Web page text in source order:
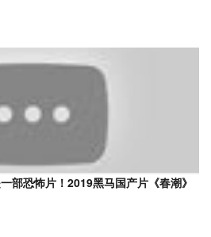
部恐怖片！2019黑马国产片《春潮》